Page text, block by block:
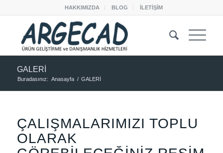
HAKKIMIZDA BLOG İLETİŞİM
GALERİ
Buradasınız: Anasayfa / GALERİ
ÇALIŞMALARIMIZI TOPLU
OLARAK